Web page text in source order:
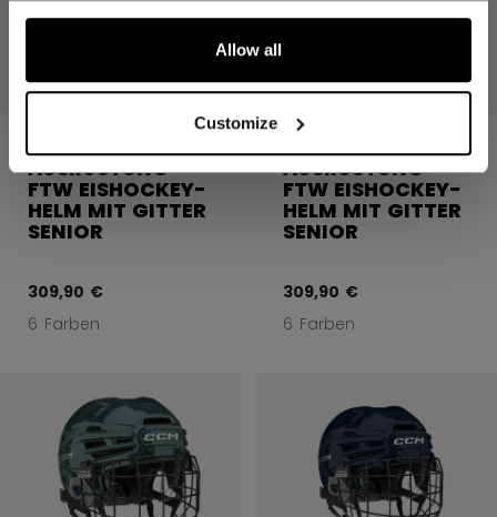
Allow all
Customize
FRAUEN-
AUSRÜSTUNG
FTW EISHOCKEY-
HELM MIT GITTER
SENIOR
309,90 €
6 Farben
FRAUEN-
AUSRÜSTUNG
FTW EISHOCKEY-
HELM MIT GITTER
SENIOR
309,90 €
6 Farben